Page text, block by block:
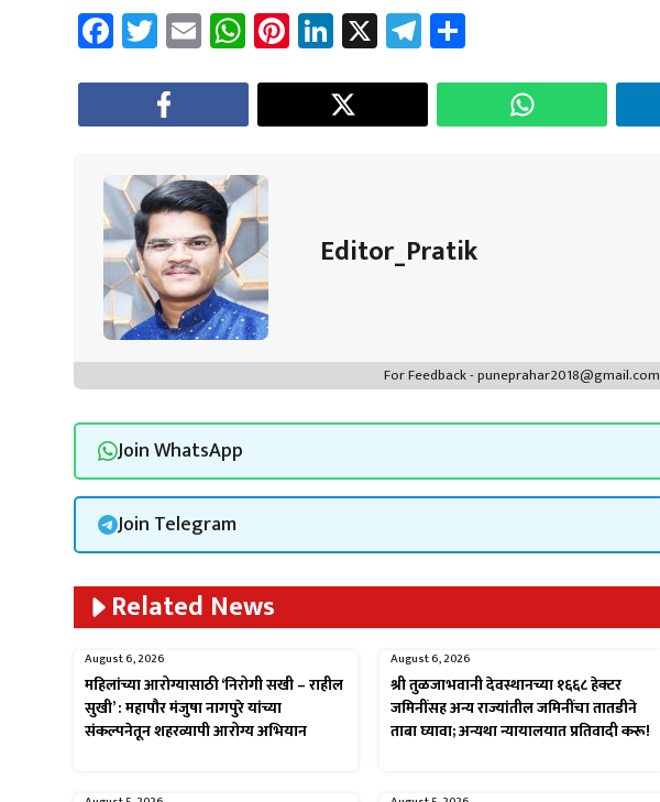
Fa
ce
b
o
ok
T
wi
tt
er
E
m
ail
W
h
at
sA
p
p
Pi
nt
er
es
Li
nk
e
dI
X Te
le
gr
a
e
Editor_Pratik
For Feedback - puneprahar2018@gmail.com
Join WhatsApp
Join Telegram
Related News
August 6, 2026
महिलांच्या आरोग्यासाठी ‘निरोगी सखी – राहील
सुखी’ : महापौर मंजुषा नागपुरे यांच्या
संकल्पनेतून शहरव्यापी आरोग्य अभियान
August 6, 2026
श्री तुळजाभवानी देवस्थानच्या १६६८ हेक्टर
जमिनींसह अन्य राज्यांतील जमिनींचा तातडीने
ताबा घ्यावा; अन्यथा न्यायालयात प्रतिवादी करू!